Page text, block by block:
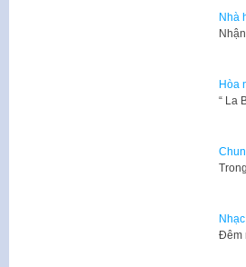
Nhà
Hòa
“ La
Đêm